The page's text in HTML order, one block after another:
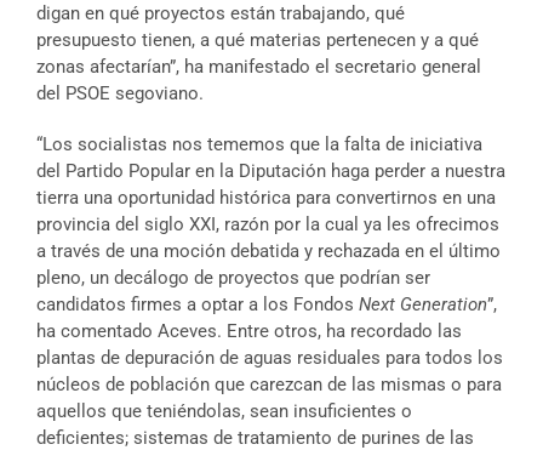
digan en qué proyectos están trabajando, qué
presupuesto tienen, a qué materias pertenecen y a qué
zonas afectarían”, ha manifestado el secretario general
del PSOE segoviano.
“Los socialistas nos tememos que la falta de iniciativa
del Partido Popular en la Diputación haga perder a nuestra
tierra una oportunidad histórica para convertirnos en una
provincia del siglo XXI, razón por la cual ya les ofrecimos
a través de una moción debatida y rechazada en el último
pleno, un decálogo de proyectos que podrían ser
candidatos firmes a optar a los Fondos Next Generation”,
ha comentado Aceves. Entre otros, ha recordado las
plantas de depuración de aguas residuales para todos los
núcleos de población que carezcan de las mismas o para
aquellos que teniéndolas, sean insuficientes o
deficientes; sistemas de tratamiento de purines de las